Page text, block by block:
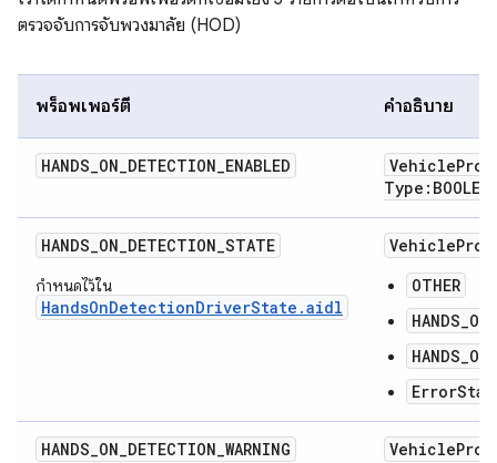
ตรวจจับการจับพวงมาลัย (HOD)
พร็อพเพอร์ตี้ คำอธิบาย
HANDS_ON_DETECTION_ENABLED Vehicle
HANDS_ON_DETECTION_STATE
กำหนดไว้ใน
HandsOnDetectionDriverState.aidl
OTHER
HANDS_ON
HANDS_OFF
HANDS_ON_DETECTION_WARNING